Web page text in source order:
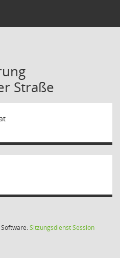
Straße
Software:SitzungsdienstSession(Wird in